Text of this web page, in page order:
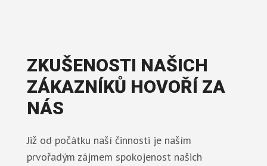
ZKUŠENOSTI NAŠICH
ZÁKAZNÍKŮ HOVOŘÍ ZA
NÁS
Již od počátku naší činnosti je naším
prvořadým zájmem spokojenost našich